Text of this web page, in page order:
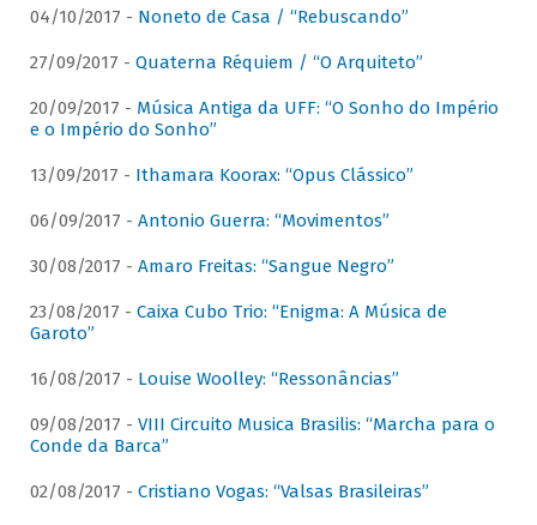
04/10/2017 - Noneto de Casa / “Rebuscando”
27/09/2017 - Quaterna Réquiem / “O Arquiteto”
20/09/2017 - Música Antiga da UFF: “O Sonho do Império
e o Império do Sonho”
13/09/2017 - Ithamara Koorax: “Opus Clássico”
06/09/2017 - Antonio Guerra: “Movimentos”
30/08/2017 - Amaro Freitas: “Sangue Negro”
23/08/2017 - Caixa Cubo Trio: “Enigma: A Música de
Garoto”
16/08/2017 - Louise Woolley: “Ressonâncias”
09/08/2017 - VIII Circuito Musica Brasilis: “Marcha para o
Conde da Barca”
02/08/2017 - Cristiano Vogas: “Valsas Brasileiras”